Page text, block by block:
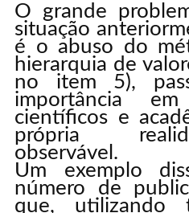
O grande
situação
é o abuso do
hierarquia de
no item 5),
importância
científicos e
própria
observável.
Um exemplo
número de
que, utilizando